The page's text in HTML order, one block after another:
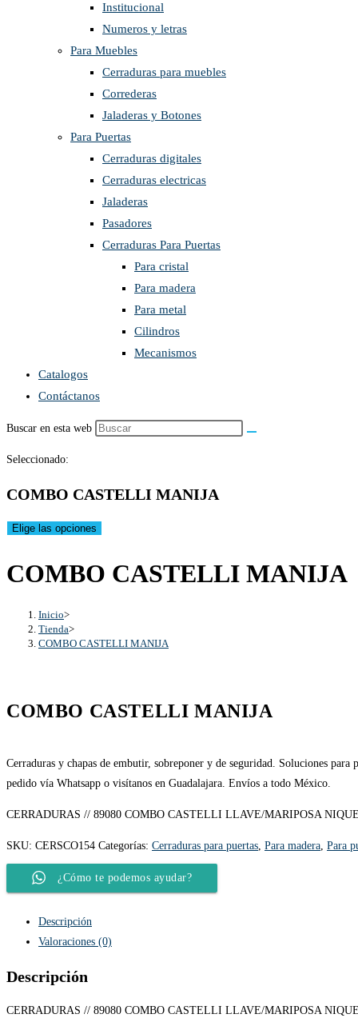
Institucional
Numeros y letras
Para Muebles
Cerraduras para muebles
Correderas
Jaladeras y Botones
Para Puertas
Cerraduras digitales
Cerraduras electricas
Jaladeras
Pasadores
Cerraduras Para Puertas
Para cristal
Para madera
Para metal
Cilindros
Mecanismos
Catalogos
Contáctanos
Buscar en esta web
Seleccionado:
COMBO CASTELLI MANIJA
Elige las opciones
COMBO CASTELLI MANIJA
Inicio>
Tienda>
COMBO CASTELLI MANIJA
COMBO CASTELLI MANIJA
Cerraduras y chapas de embutir, sobreponer y de seguridad. Soluciones para
pedido vía Whatsapp o visítanos en Guadalajara. Envíos a todo México.
CERRADURAS // 89080 COMBO CASTELLI LLAVE/MARIPOSA
SKU: CERSCO154 Categorías: Cerraduras para puertas Para madera Para
¿Cómo te podemos ayudar?
Descripción
Valoraciones (0)
Descripción
CERRADURAS // 89080 COMBO CASTELLI LLAVE/MARIPOSA